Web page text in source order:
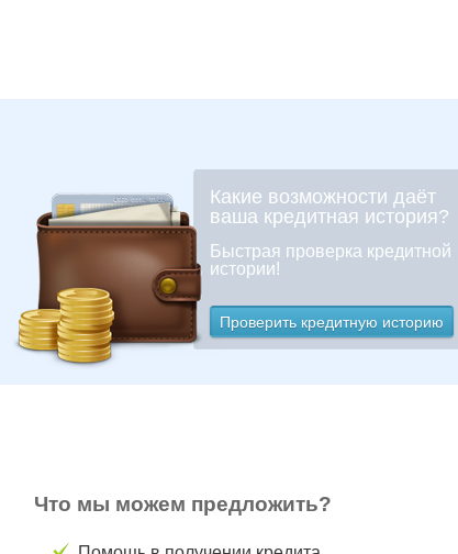
Какие возможности даёт
ваша кредитная история?
Быстрая проверка кредитной
истории!
Проверить кредитную историю
Что мы можем предложить?